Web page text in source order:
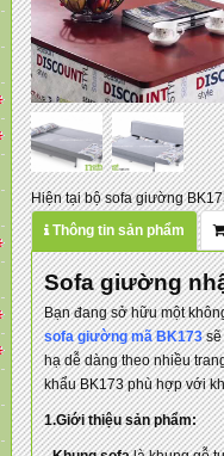
Hiện tại bộ sofa giường
Thông tin sản phẩm
Sofa giường
Bạn đang sở hữu một
sofa giường mã BK173sẽ
hạ dễ dàng theo nhiều
khẩu BK173 phù hợp với
1.Giới thiệu sản phẩm: